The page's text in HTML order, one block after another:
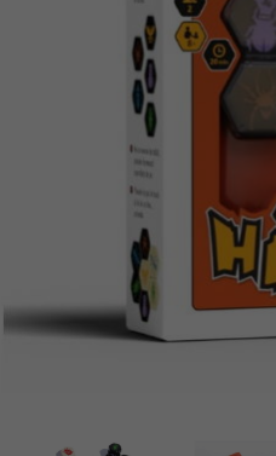
ЯЗЫК
На каком языке Вы
Vă vom deranja doar o